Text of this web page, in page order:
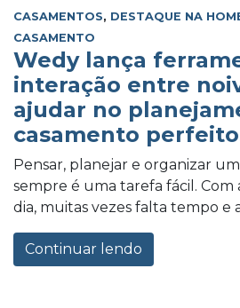
CASAMENTOS, DESTAQUE NA
CASAMENTO
Wedy lança
interação entre
ajudar no
casamento
Pensar, planejar e organizar
sempre é uma tarefa fácil. Com
dia, muitas vezes falta tempo e
Continuar lendo